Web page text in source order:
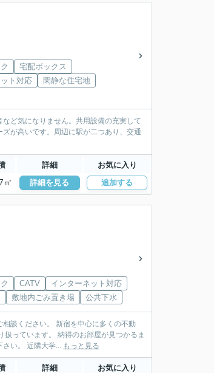
宅配ボックス
ト対応
閑静な住宅地
ど気になりません。共用設備の充実して
が高いです。周辺に駅が二つあり、交通
詳細 お気に入り
㎡ 詳細を見る 追加する
CATV
インターネット対応
敷地内ごみ置き場 公共下水
談ください。 新宿を中心に多くの不動
部屋が見つかるま
でお手伝い致します。ＬＩＮＥ・メールでの物件紹介も行っており遠方にお住まいの方もお気軽にご相談下さい。 近隣大学... もっと見る
詳細 お気に入り